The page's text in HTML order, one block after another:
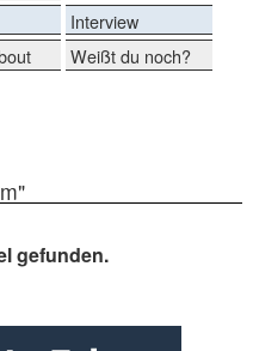
Interview
Weißt du noch?
gefunden.